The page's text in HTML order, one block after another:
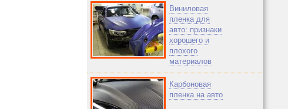
Виниловая
пленка для
авто: признаки
хорошего и
плохого
материалов
Карбоновая
пленка на авто